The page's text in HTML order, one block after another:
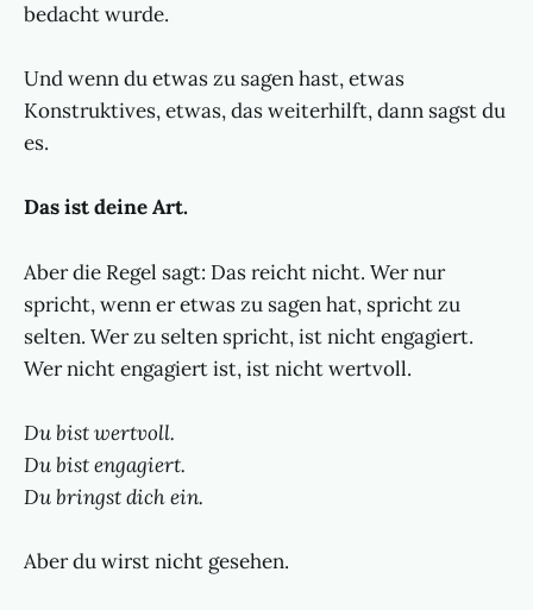
bedacht wurde.
Und wenn du etwas zu sagen hast, etwas
Konstruktives, etwas, das weiterhilft, dann sagst du
es.
Das ist deine Art.
Aber die Regel sagt: Das reicht nicht. Wer nur
spricht, wenn er etwas zu sagen hat, spricht zu
selten. Wer zu selten spricht, ist nicht engagiert.
Wer nicht engagiert ist, ist nicht wertvoll.
Du bist wertvoll.
Du bist engagiert.
Du bringst dich ein.
Aber du wirst nicht gesehen.